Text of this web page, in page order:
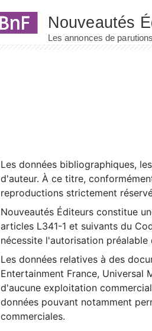
Les données bibliographiques,
d'auteur. À ce titre,
reproductions strictement
Nouveautés Éditeurs constitue
articles L341-1 et suivants du
nécessite l'autorisation préalable
Les données relatives à des
Entertainment France, Universal
d'aucune exploitation
données pouvant notamment
commerciales.